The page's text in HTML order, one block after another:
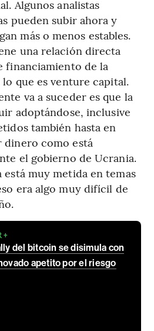
Algunos analistas
pueden subir ahora y
más o menos estables.
una relación directa
financiamiento de la
que es venture capital.
va a suceder es que la
adoptándose, inclusive
también hasta en
dinero como está
el gobierno de Ucrania.
está muy metida en temas
era algo muy difícil de
+
del bitcoin se disimula con
apetito por el riesgo